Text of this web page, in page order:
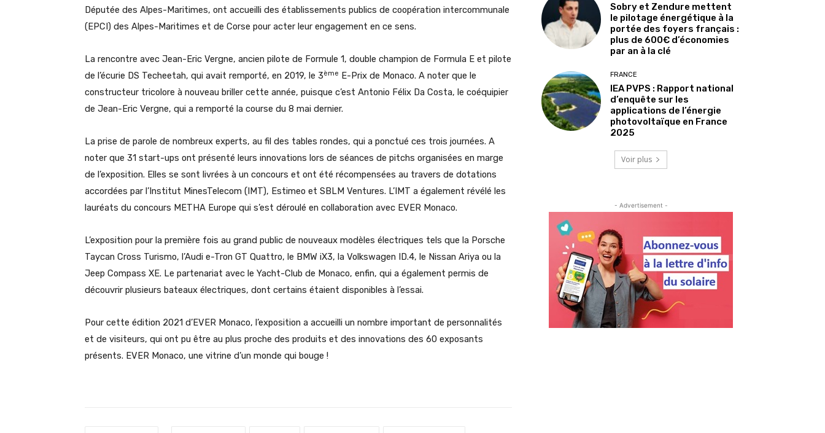
Députée des Alpes-Maritimes, ont accueilli des établissements publics de coopération intercommunale
(EPCI) des Alpes-Maritimes et de Corse pour acter leur engagement en ce sens.
La rencontre avec Jean-Eric Vergne, ancien pilote de Formule 1, double champion de Formula E et pilote
de l’écurie DS Techeetah, qui avait remporté, en 2019, le 3ème E-Prix de Monaco. A noter que le
constructeur tricolore à nouveau briller cette année, puisque c’est Antonio Félix Da Costa, le coéquipier
de Jean-Eric Vergne, qui a remporté la course du 8 mai dernier.
La prise de parole de nombreux experts, au fil des tables rondes, qui a ponctué ces trois journées. A
noter que 31 start-ups ont présenté leurs innovations lors de séances de pitchs organisées en marge
de l’exposition. Elles se sont livrées à un concours et ont été récompensées au travers de dotations
accordées par l’Institut MinesTelecom (IMT), Estimeo et SBLM Ventures. L’IMT a également révélé les
lauréats du concours METHA Europe qui s’est déroulé en collaboration avec EVER Monaco.
L’exposition pour la première fois au grand public de nouveaux modèles électriques tels que la Porsche
Taycan Cross Turismo, l’Audi e-Tron GT Quattro, le BMW iX3, la Volkswagen ID.4, le Nissan Ariya ou la
Jeep Compass XE. Le partenariat avec le Yacht-Club de Monaco, enfin, qui a également permis de
découvrir plusieurs bateaux électriques, dont certains étaient disponibles à l’essai.
Pour cette édition 2021 d’EVER Monaco, l’exposition a accueilli un nombre important de personnalités
et de visiteurs, qui ont pu être au plus proche des produits et des innovations des 60 exposants
présents. EVER Monaco, une vitrine d’un monde qui bouge !
Sobry et Zendure mettent
le pilotage énergétique à la
portée des foyers français :
plus de 600€ d’économies
par an à la clé
FRANCE
IEA PVPS : Rapport national
d’enquête sur les
applications de l’énergie
photovoltaïque en France
2025
Voir plus
- Advertisement -